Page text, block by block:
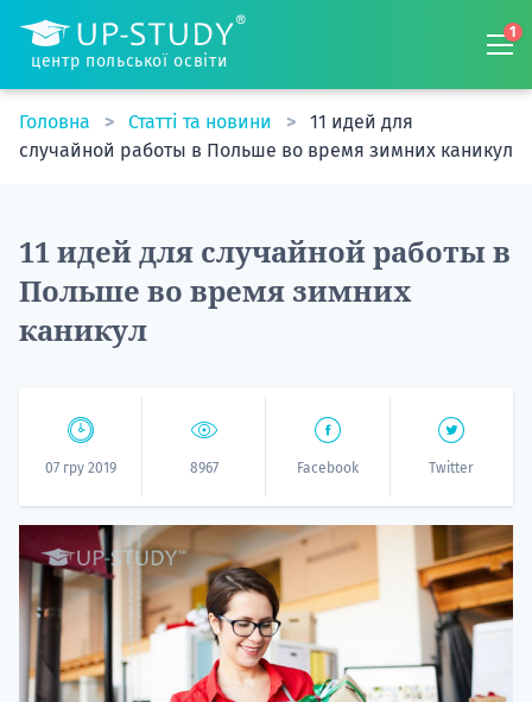
центр польської освіти
1
Головна Статті та новини
11 идей для
случайной работы в Польше во время зимних каникул
11 идей для случайной работы в
Польше во время зимних
каникул
07 гру 2019 8967 Facebook Twitter